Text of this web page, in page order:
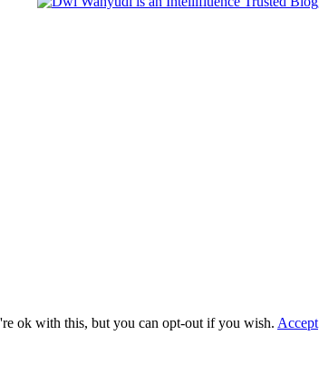
ok with this, but you can opt-out if you wish. Accept